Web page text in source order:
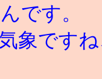
です。
象です